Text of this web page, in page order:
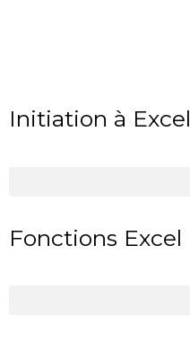
Initiation à Excel
Fonctions Excel